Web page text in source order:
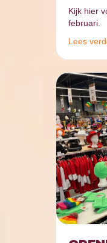
Kijk hier
februari.
Lees